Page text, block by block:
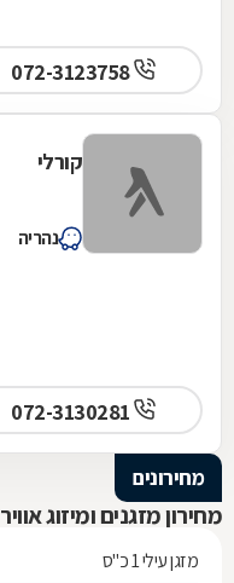
072-3123758
קורלי
נהריה
מחירונים
מחירון מזגנים ומיזוג אוויר
מזגן עילי 1 כ"ס